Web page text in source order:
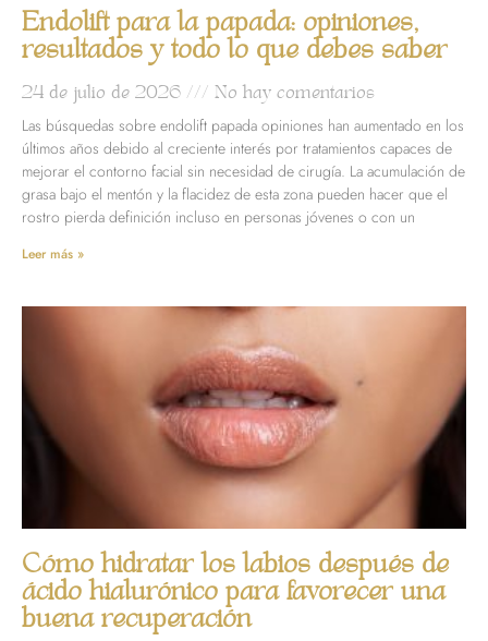
Endolift para la papada: opiniones,
resultados y todo lo que debes saber
24 de julio de 2026 No hay comentarios
Las búsquedas sobre endolift papada opiniones han aumentado en los
últimos años debido al creciente interés por tratamientos capaces de
mejorar el contorno facial sin necesidad de cirugía. La acumulación de
grasa bajo el mentón y la flacidez de esta zona pueden hacer que el
rostro pierda definición incluso en personas jóvenes o con un
Leer más »
Cómo hidratar los labios después de
ácido hialurónico para favorecer una
buena recuperación